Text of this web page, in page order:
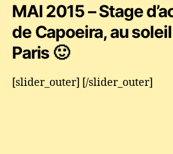
MAI 2015 – Stage
de Capoeira, au
Paris 🙂
[slider_outer] [/slider_outer]